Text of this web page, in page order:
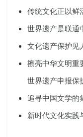
传统文化正以鲜
世界遗产是联通
文化遗产保护见
擦亮中华文明
世界遗产申报保
追寻中国文学的
新时代文化实践